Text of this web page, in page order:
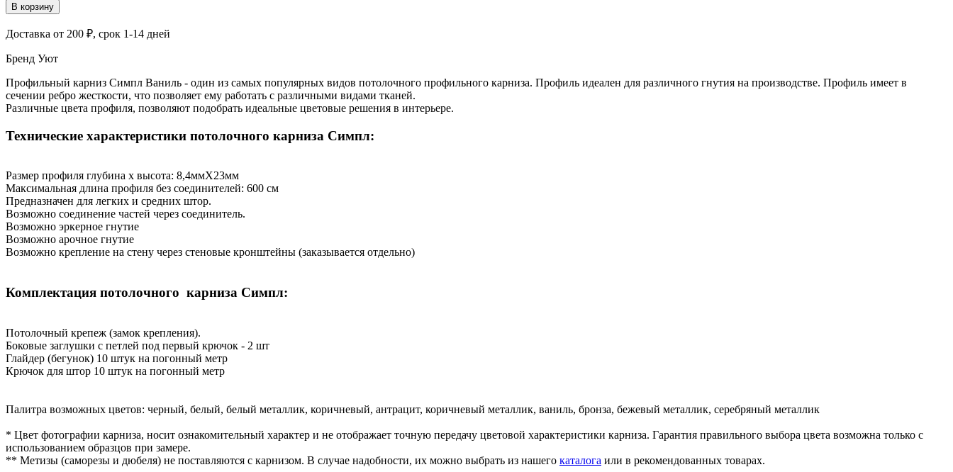
В корзину
Доставка от 200 ₽, срок 1-14 дней
Бренд Уют
Профильный карниз Симпл Ваниль - один из самых популярных видов потолочного профильного карниза. Профиль идеален для различного гнутия на производстве. Профиль имеет в
сечении ребро жесткости, что позволяет ему работать с различными видами тканей.
Различные цвета профиля, позволяют подобрать идеальные цветовые решения в интерьере.
Технические характеристики потолочного карниза Симпл:
Размер профиля глубина х высота: 8,4ммХ23мм
Максимальная длина профиля без соединителей: 600 см
Предназначен для легких и средних штор.
Возможно соединение частей через соединитель.
Возможно эркерное гнутие
Возможно арочное гнутие
Возможно крепление на стену через стеновые кронштейны (заказывается отдельно)
Комплектация потолочного карниза Симпл:
Потолочный крепеж (замок крепления).
Боковые заглушки с петлей под первый крючок - 2 шт
Глайдер (бегунок) 10 штук на погонный метр
Крючок для штор 10 штук на погонный метр
Палитра возможных цветов: черный, белый, белый металлик, коричневый, антрацит, коричневый металлик, ваниль, бронза, бежевый металлик, серебряный металлик
* Цвет фотографии карниза, носит ознакомительный характер и не отображает точную передачу цветовой характеристики карниза. Гарантия правильного выбора цвета возможна только с
использованием образцов при замере.
** Метизы (саморезы и дюбеля) не поставляются с карнизом. В случае надобности, их можно выбрать из нашего каталога или в рекомендованных товарах.